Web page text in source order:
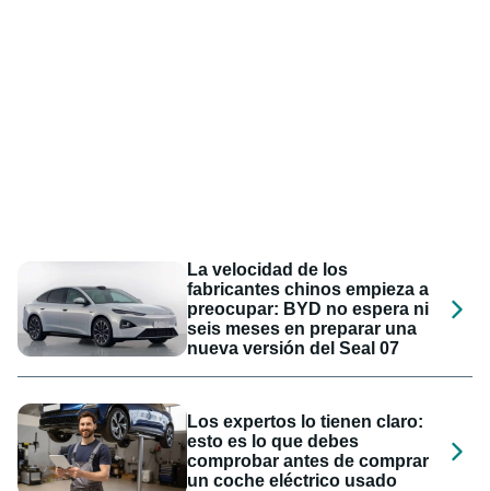
La velocidad de los
fabricantes chinos empieza a
preocupar: BYD no espera ni
seis meses en preparar una
nueva versión del Seal 07
Los expertos lo tienen claro:
esto es lo que debes
comprobar antes de comprar
un coche eléctrico usado